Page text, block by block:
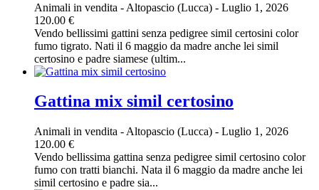
Animali in vendita - Altopascio (Lucca) - Luglio 1, 2026
120.00 €
Vendo bellissimi gattini senza pedigree simil certosini color
fumo tigrato. Nati il 6 maggio da madre anche lei simil
certosino e padre siamese (ultim...
Gattina mix simil certosino
Animali in vendita - Altopascio (Lucca) - Luglio 1, 2026
120.00 €
Vendo bellissima gattina senza pedigree simil certosino color
fumo con tratti bianchi. Nata il 6 maggio da madre anche lei
simil certosino e padre sia...